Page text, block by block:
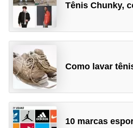
Tênis Chunky,
Como lavar
10 marcas